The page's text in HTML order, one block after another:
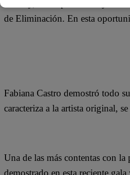
Yo Soy, la temporada 22 ya
de Eliminación. En esta
Fabiana Castro demostró todo
caracteriza a la artista original,
Una de las más contentas con
demostrado en esta reciente